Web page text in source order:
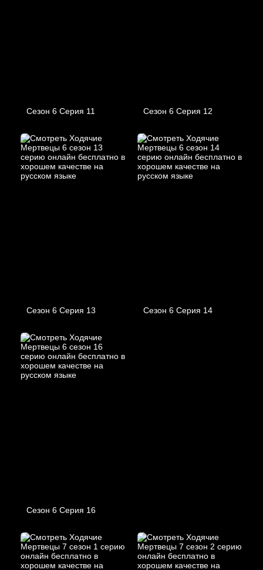
Сезон 6 Серия 11 Сезон 6 Серия 12
Сезон 6 Серия 13 Сезон 6 Серия 14
Сезон 6 Серия 16